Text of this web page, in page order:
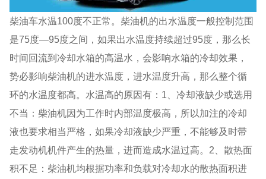
柴油车水温100度不正常。柴油机的出水温度一般控制范围
是75度—95度之间，如果出水温度持续超过95度，那么长
时间回流到冷却水箱的高温水，会影响水箱的冷却效果，
势必影响柴油机的进水温度，进水温度升高，那么整个循
环的水温度都高。水温高的原因有：1、冷却液缺少或选用
不当：柴油机因为工作时内部温度极高，所以加注的冷却
液也要求相当严格，如果冷却液缺少严重，不能够及时带
走发动机机件产生的热量，进而造成水温过高。2、散热面
积不足：柴油机均根据功率和负载对冷却水的散热面积进